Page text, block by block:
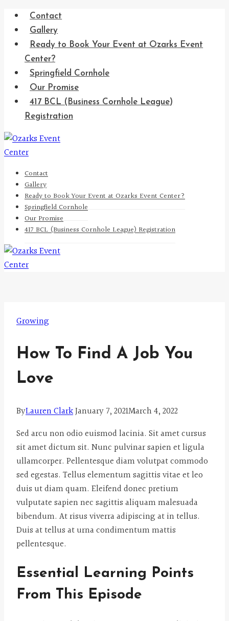
Skip
content
Contact
Gallery
Ready to Book Your Event at Ozarks Event
Center?
Springfield Cornhole
Our Promise
417 BCL (Business Cornhole League)
Registration
Contact
Gallery
Ready to Book Your Event at Ozarks Event Center?
Springfield Cornhole
Our Promise
417 BCL (Business Cornhole League) Registration
Growing
How To Find A Job You
Love
ByLauren ClarkJanuary 7, 2021March 4, 2022
Sed arcu non odio euismod lacinia. Sit amet cursus
sit amet dictum sit. Nunc pulvinar sapien et ligula
ullamcorper. Pellentesque diam volutpat commodo
sed egestas. Tellus elementum sagittis vitae et leo
duis ut diam quam. Eleifend donec pretium
vulputate sapien nec sagittis aliquam malesuada
bibendum. At risus viverra adipiscing at in tellus.
Duis at tellus at urna condimentum mattis
pellentesque.
Essential Learning Points
From This Episode